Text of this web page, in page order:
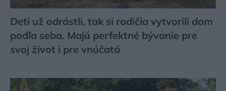
Deti už odrástli, tak si rodičia vytvorili dom
podľa seba. Majú perfektné bývanie pre
svoj život i pre vnúčatá